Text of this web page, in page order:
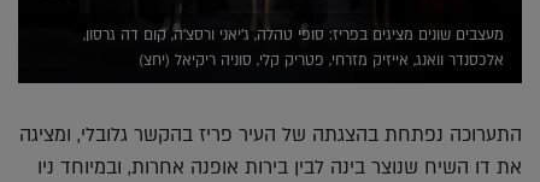
מעצבים שונים מציגים בפריז: סופי טהלה, ג'יאני ורסצ'ה, קום דה גרסון,
אלכסנדר וואנג, אייזיק מזרחי, פטריק קלי, סוניה ריקיאל (יחצ)
התערוכה נפתחת בהצגתה של העיר פריז בהקשר גלובלי, ומציגה
את דו השיח שנוצר בינה לבין בירות אופנה אחרות, ובמיוחד ניו